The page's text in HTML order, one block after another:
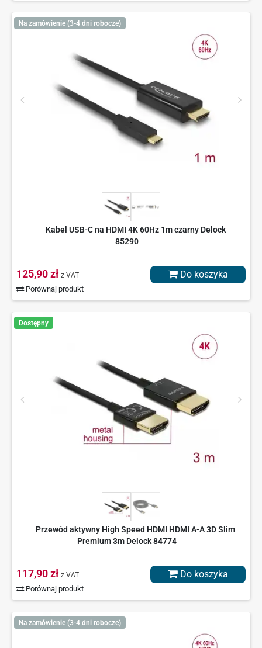
Na zamówienie (3-4 dni robocze)
Kabel USB-C na HDMI 4K 60Hz 1m czarny Delock
85290
125,90 zł z VAT
Porównaj produkt
Do koszyka
Dostępny
Przewód aktywny High Speed HDMI HDMI A-A 3D Slim
Premium 3m Delock 84774
117,90 zł z VAT
Porównaj produkt
Do koszyka
Na zamówienie (3-4 dni robocze)